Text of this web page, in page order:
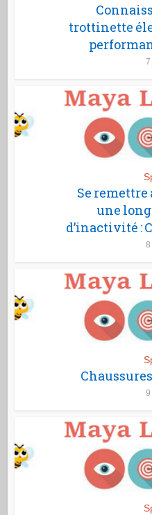
trottinette
7
Se remettre
une
d’inactivité :
8
9